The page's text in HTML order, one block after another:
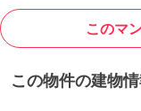
このマ
この物件の建物